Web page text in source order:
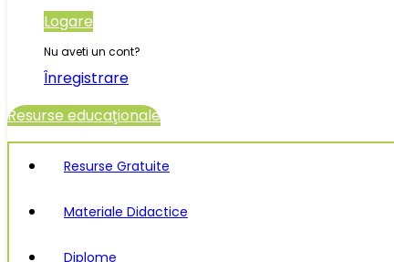
Logare
Nu aveti un cont?
Înregistrare
Resurse educaţionale
Resurse Gratuite
Materiale Didactice
Diplome